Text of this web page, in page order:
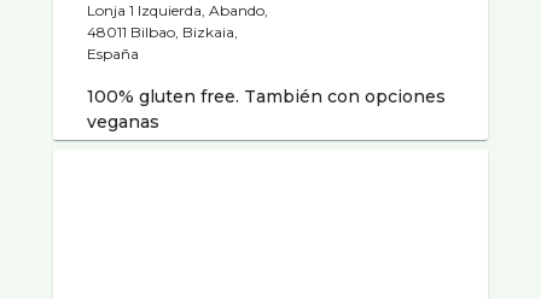
Lonja 1 Izquierda, Abando,
48011 Bilbao, Bizkaia,
España
100% gluten free. También con opciones
veganas